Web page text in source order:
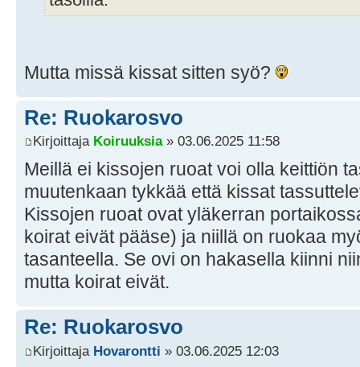
Mutta missä kissat sitten syö?
Re: Ruokarosvo
Kirjoittaja Koiruuksia» 03.06.2025 11:58
Meillä ei kissojen ruoat voi olla keittiön
muutenkaan tykkää että kissat
Kissojen ruoat ovat yläkerran
koirat eivät pääse) ja niillä on ruokaa
tasanteella. Se ovi on hakasella kiinni
mutta koirat eivät.
Re: Ruokarosvo
Kirjoittaja Hovarontti » 03.06.2025 12:03